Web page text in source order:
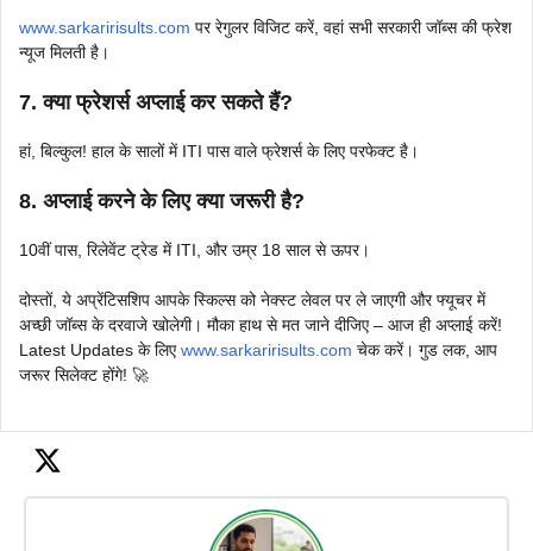
www.sarkaririsults.com पर रेगुलर विजिट करें, वहां सभी सरकारी जॉब्स की फ्रेश
न्यूज मिलती है।
7. क्या फ्रेशर्स अप्लाई कर सकते हैं?
हां, बिल्कुल! हाल के सालों में ITI पास वाले फ्रेशर्स के लिए परफेक्ट है।
8. अप्लाई करने के लिए क्या जरूरी है?
10वीं पास, रिलेवेंट ट्रेड में ITI, और उम्र 18 साल से ऊपर।
दोस्तों, ये अप्रेंटिसशिप आपके स्किल्स को नेक्स्ट लेवल पर ले जाएगी और फ्यूचर में
अच्छी जॉब्स के दरवाजे खोलेगी। मौका हाथ से मत जाने दीजिए – आज ही अप्लाई करें!
Latest Updates के लिएwww.sarkaririsults.com चेक करें। गुड लक, आप
जरूर सिलेक्ट होंगे! 🚀